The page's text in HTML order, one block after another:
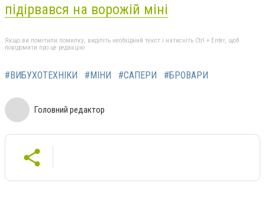
підірвався на ворожій міні
Якщо ви помітили помилку, виділіть необхідний текст і натисніть Ctrl + Enter, щоб
повідомити про це редакцію
#ВИБУХОТЕХНІКИ #МІНИ #САПЕРИ #БРОВАРИ
Головний редактор